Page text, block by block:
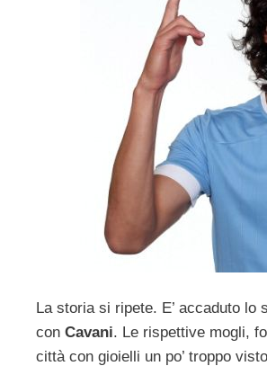
La storia si ripete. E’ accaduto lo
con Cavani. Le rispettive mogli,
città con gioielli un po’ troppo